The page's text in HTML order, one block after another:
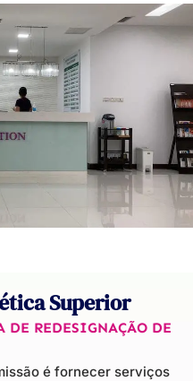
Superior
DE REDESIGNAÇÃO DE
é fornecer serviços